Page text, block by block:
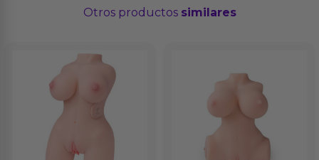
Otros productos similares